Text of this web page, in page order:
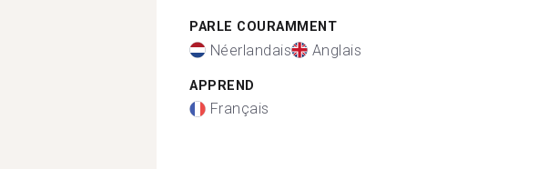
PARLE COURAMMENT
Néerlandais Anglais
APPREND
Français